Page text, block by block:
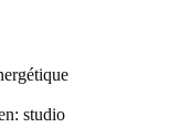
studio